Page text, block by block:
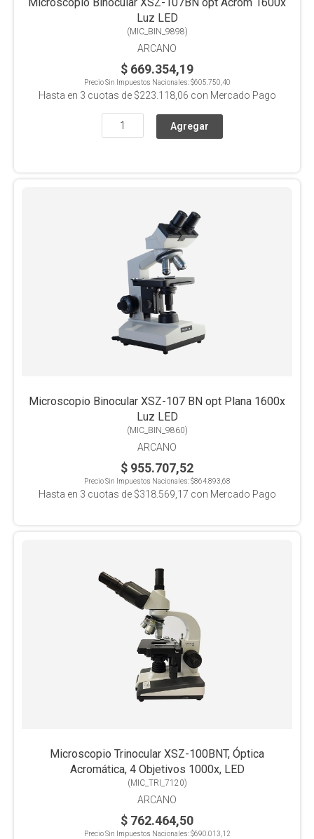
Luz LED
(MIC_BIN_9898)
ARCANO
$ 669.354,19
Precio Sin Impuestos Nacionales:$605.750,40
Hasta en 3 cuotas de $223.118,06 con Mercado Pago
Microscopio Binocular XSZ-107 BN opt Plana 1600x
Luz LED
(MIC_BIN_9860)
ARCANO
$ 955.707,52
Precio Sin Impuestos Nacionales:$864.893,68
Hasta en 3 cuotas de $318.569,17 con Mercado Pago
Microscopio Trinocular XSZ-100BNT, Óptica
Acromática, 4 Objetivos 1000x, LED
(MIC_TRI_7120)
ARCANO
$ 762.464,50
Precio Sin Impuestos Nacionales:$690.013,12